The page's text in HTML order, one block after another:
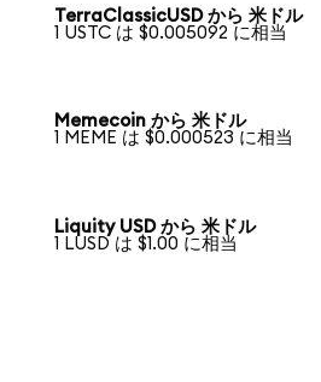
TerraClassicUSD から 米ドル
1 USTC は $0.005092 に相当
Memecoin から 米ドル
1 MEME は $0.000523 に相当
Liquity USD から 米ドル
1 LUSD は $1.00 に相当